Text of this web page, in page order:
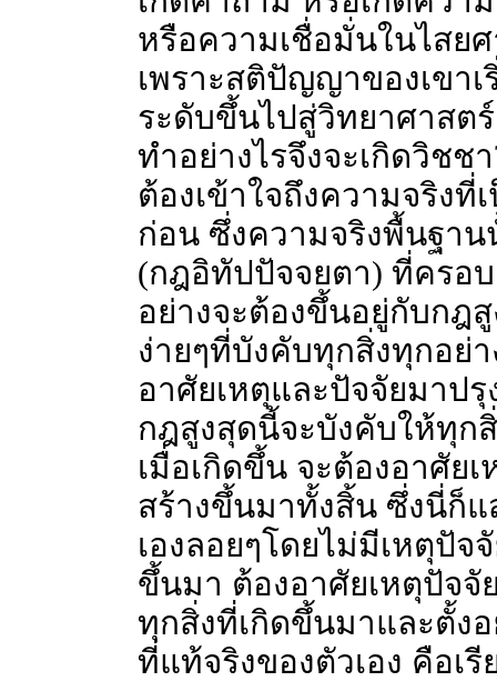
หรือความเชื่อมั่นในไสย
เพราะสติปัญญาของเขาเ
ระดับขึ้นไปสู่วิทยาศาสต
ทำอย่างไรจึงจะเกิดวิชช
ต้องเข้าใจถึงความจริง
ก่อน ซึ่งความจริงพื้นฐา
(กฎอิทัปปัจจยตา) ที่ครอ
อย่างจะต้องขึ้นอยู่กับกฎ
ง่ายๆที่บังคับทุกสิ่งทุกอย่า
อาศัยเหตุและปัจจัยมาปรุ
กฎสูงสุดนี้จะบังคับให้ทุก
เมื่อเกิดขึ้น จะต้องอาศัย
สร้างขึ้นมาทั้งสิ้น ซึ่งนี่ก็แ
เองลอยๆโดยไม่มีเหตุปัจ
ขึ้นมา ต้องอาศัยเหตุปัจจั
ทุกสิ่งที่เกิดขึ้นมาและตั้ง
ที่แท้จริงของตัวเอง คือเ